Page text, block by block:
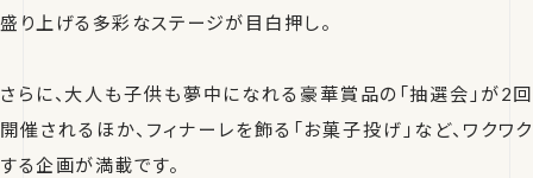
盛り上げる多彩なステージが目白押し。
さらに、大人も子供も夢中になれる豪華賞品の「抽選会」が2回
開催されるほか、フィナーレを飾る「お菓子投げ」など、ワクワク
する企画が満載です。